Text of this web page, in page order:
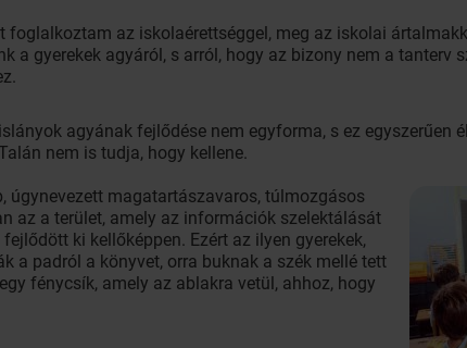
az iskolaérettséggel, meg az iskolai
a gyerekek agyáról, s arról, hogy az bizony nem a tanterv
agyának fejlődése nem egyforma, s ez egyszerűen
nem is tudja, hogy kellene.
úgynevezett magatartászavaros, túlmozgásos
az a terület, amely az információk szelektálását
ki kellőképpen. Ezért az ilyen gyerekek,
a padról a könyvet, orra buknak a szék mellé tett
fénycsík, amely az ablakra vetül, ahhoz, hogy